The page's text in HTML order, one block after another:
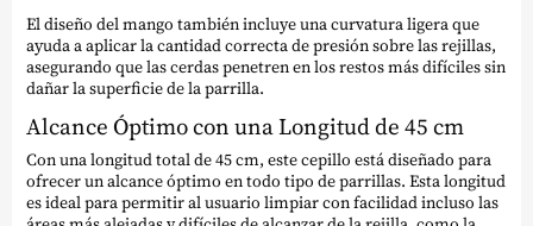
El diseño del mango también incluye una curvatura ligera que
ayuda a aplicar la cantidad correcta de presión sobre las rejillas,
asegurando que las cerdas penetren en los restos más difíciles sin
dañar la superficie de la parrilla.
Alcance Óptimo con una Longitud de 45 cm
Con una longitud total de 45 cm, este cepillo está diseñado para
ofrecer un alcance óptimo en todo tipo de parrillas. Esta longitud
es ideal para permitir al usuario limpiar con facilidad incluso las